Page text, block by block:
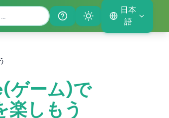
Help
Theme
日本
語
ゲーム)で
しもう